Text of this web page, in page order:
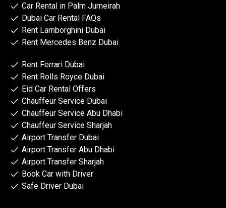
Car Rental in Palm Jumeirah
Dubai Car Rental FAQs
Rent Lamborghini Dubai
Rent Mercedes Benz Dubai
Rent Ferrari Dubai
Rent Rolls Royce Dubai
Eid Car Rental Offers
Chauffeur Service Dubai
Chauffeur Service Abu Dhabi
Chauffeur Service Sharjah
Airport Transfer Dubai
Airport Transfer Abu Dhabi
Airport Transfer Sharjah
Book Car with Driver
Safe Driver Dubai